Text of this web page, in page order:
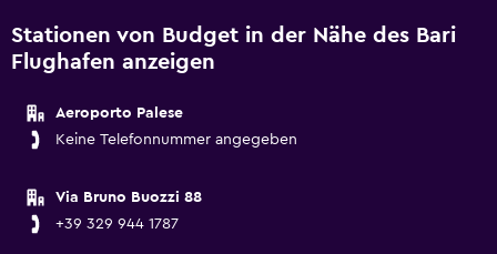
Stationen von Budget in der Nähe des Bari
Flughafen anzeigen
Aeroporto Palese
Keine Telefonnummer angegeben
Via Bruno Buozzi 88
+39 329 944 1787